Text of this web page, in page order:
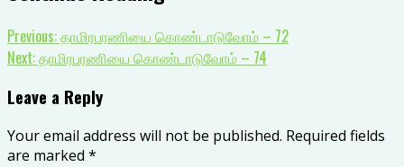
Previous:தாமிரபரணியை கொண்டாடுவோம் – 72
Next:தாமிரபரணியை கொண்டாடுவோம் – 74
Leave a Reply
Your email address will not be published. Required fields
are marked *